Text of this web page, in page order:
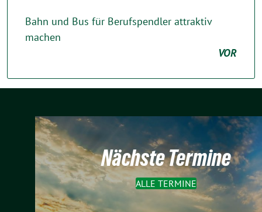
Bahn und Bus für Berufspendler attraktiv
machen
VOR
Nächste Termine
ALLE TERMINE